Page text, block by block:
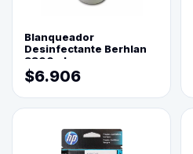
Blanqueador
Desinfectante Berhlan
3800ml
$6.906